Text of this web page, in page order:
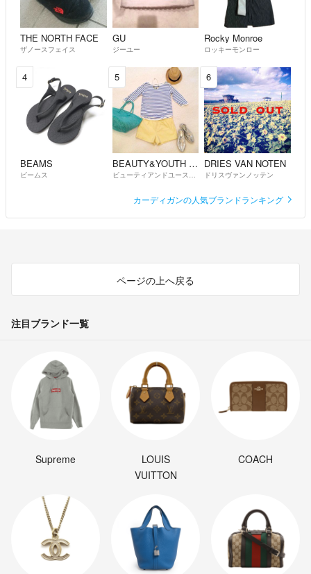
THE NORTH FACE
ザノースフェイス
GU
ジーユー
Rocky Monroe
ロッキーモンロー
4
BEAMS
ビームス
5
BEAUTY&YOUTH UNITED ARROWS
ビューティアンドユースユナイテッドアローズ
6
DRIES VAN NOTEN
ドリスヴァンノッテン
カーディガンの人気ブランドランキング
ページの上へ戻る
注目ブランド一覧
Supreme
LOUIS
VUITTON
COACH